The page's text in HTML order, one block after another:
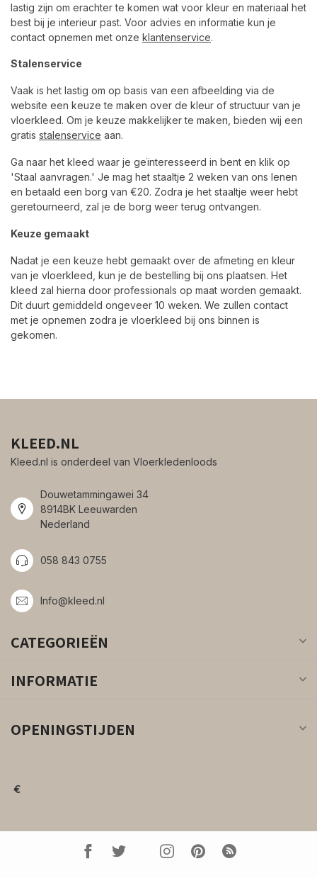
lastig zijn om erachter te komen wat voor kleur en materiaal het
best bij je interieur past. Voor advies en informatie kun je
contact opnemen met onze klantenservice.
Stalenservice
Vaak is het lastig om op basis van een afbeelding via de
website een keuze te maken over de kleur of structuur van je
vloerkleed. Om je keuze makkelijker te maken, bieden wij een
gratis stalenservice aan.
Ga naar het kleed waar je geïnteresseerd in bent en klik op
'Staal aanvragen.' Je mag het staaltje 2 weken van ons lenen
en betaald een borg van €20. Zodra je het staaltje weer hebt
geretourneerd, zal je de borg weer terug ontvangen.
Keuze gemaakt
Nadat je een keuze hebt gemaakt over de afmeting en kleur
van je vloerkleed, kun je de bestelling bij ons plaatsen. Het
kleed zal hierna door professionals op maat worden gemaakt.
Dit duurt gemiddeld ongeveer 10 weken. We zullen contact
met je opnemen zodra je vloerkleed bij ons binnen is
gekomen.
KLEED.NL
Kleed.nl is onderdeel van Vloerkledenloods
Douwetammingawei 34
8914BK Leeuwarden
Nederland
058 843 0755
Info@kleed.nl
CATEGORIEËN
INFORMATIE
OPENINGSTIJDEN
€